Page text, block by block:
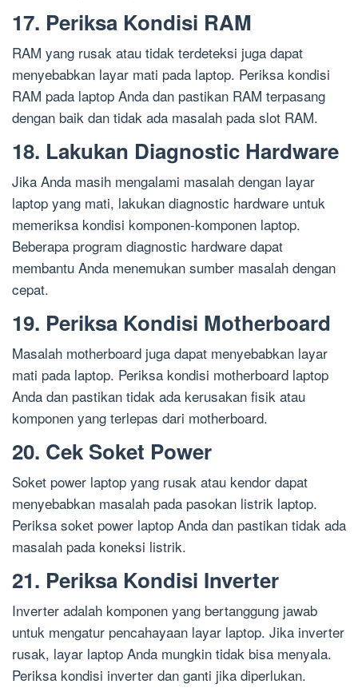
17. Periksa Kondisi RAM
RAM yang rusak atau tidak terdeteksi juga dapat
menyebabkan layar mati pada laptop. Periksa kondisi
RAM pada laptop Anda dan pastikan RAM terpasang
dengan baik dan tidak ada masalah pada slot RAM.
18. Lakukan Diagnostic Hardware
Jika Anda masih mengalami masalah dengan layar
laptop yang mati, lakukan diagnostic hardware untuk
memeriksa kondisi komponen-komponen laptop.
Beberapa program diagnostic hardware dapat
membantu Anda menemukan sumber masalah dengan
cepat.
19. Periksa Kondisi Motherboard
Masalah motherboard juga dapat menyebabkan layar
mati pada laptop. Periksa kondisi motherboard laptop
Anda dan pastikan tidak ada kerusakan fisik atau
komponen yang terlepas dari motherboard.
20. Cek Soket Power
Soket power laptop yang rusak atau kendor dapat
menyebabkan masalah pada pasokan listrik laptop.
Periksa soket power laptop Anda dan pastikan tidak ada
masalah pada koneksi listrik.
21. Periksa Kondisi Inverter
Inverter adalah komponen yang bertanggung jawab
untuk mengatur pencahayaan layar laptop. Jika inverter
rusak, layar laptop Anda mungkin tidak bisa menyala.
Periksa kondisi inverter dan ganti jika diperlukan.